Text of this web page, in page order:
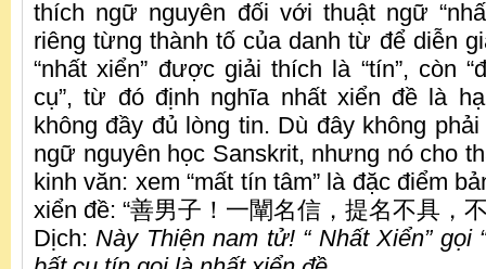
thích ngữ nguyên đối với thuật ngữ
riêng từng thành tố của danh từ để diễn
“nhất xiển” được giải thích là “tín”, còn
cụ”, từ đó định nghĩa nhất xiển đề là
không đầy đủ lòng tin. Dù đây không
ngữ nguyên học Sanskrit, nhưng nó cho
kinh văn: xem “mất tín tâm” là đặc điểm
xiển đề: “善男子！一闡名信，提名不具，
Dịch:Này Thiện nam tử! “ Nhất Xiển” gọi